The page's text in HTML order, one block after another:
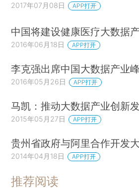
2017年07月08日 APP打开
中国将建设健康医疗大数据
2016年06月18日 APP打开
李克强出席中国大数据产业
2016年05月26日 APP打开
马凯：推动大数据产业创新
2015年05月27日 APP打开
贵州省政府与阿里合作开发
2014年04月18日 APP打开
推荐阅读